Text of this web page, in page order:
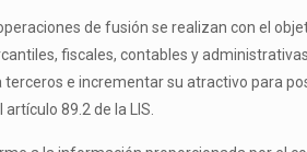
de fusión se realizan con el
fiscales, contables y
e incrementar su atractivo para
89.2 de la LIS.